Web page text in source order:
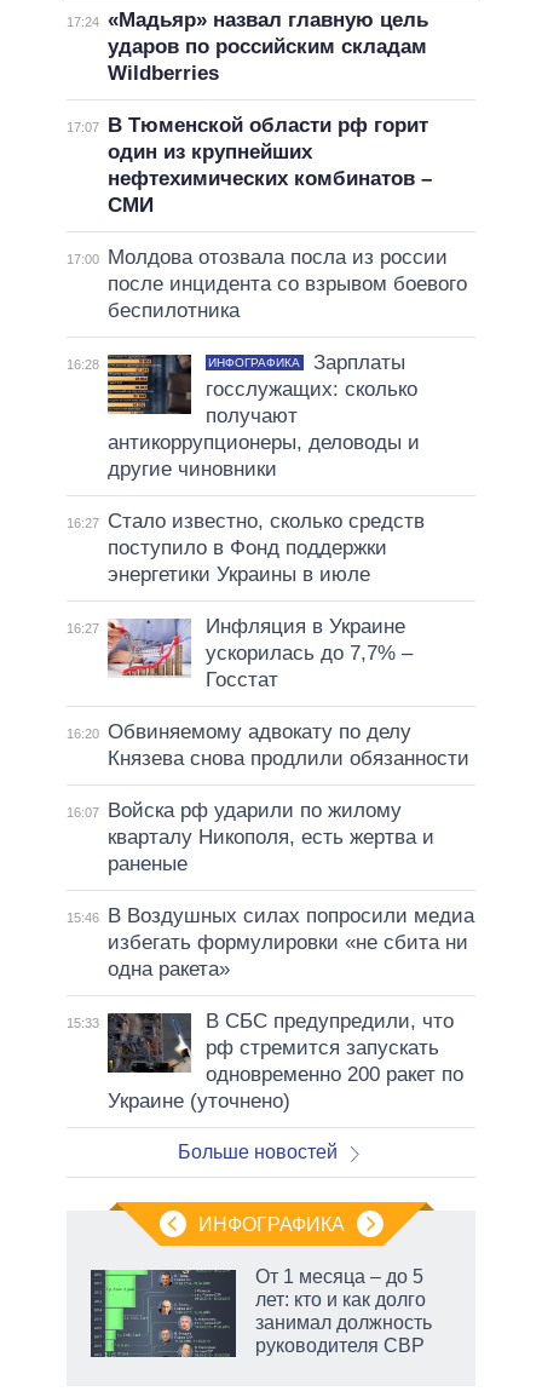
17:24 «Мадьяр» назвал главную цель
ударов по российским складам
Wildberries
17:07
В Тюменской области рф горит
один из крупнейших
нефтехимических комбинатов –
СМИ
17:00
Молдова отозвала посла из россии
после инцидента со взрывом боевого
беспилотника
16:28 ИНФОГРАФИКА
Зарплаты
госслужащих: сколько
получают
антикоррупционеры, деловоды и
другие чиновники
16:27
Стало известно, сколько средств
поступило в Фонд поддержки
энергетики Украины в июле
16:27
Инфляция в Украине
ускорилась до 7,7% –
Госстат
16:20 Обвиняемому адвокату по делу
Князева снова продлили обязанности
16:07
Войска рф ударили по жилому
кварталу Никополя, есть жертва и
раненые
15:46
В Воздушных силах попросили медиа
избегать формулировки «не сбита ни
одна ракета»
15:33
В СБС предупредили, что
рф стремится запускать
одновременно 200 ракет по
Украине (уточнено)
Больше новостей
ИНФОГРАФИКА
От 1 месяца – до 5
лет: кто и как долго
занимал должность
руководителя СВР